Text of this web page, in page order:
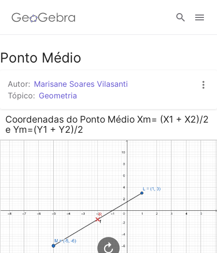
Google Classroom
Tarefa
Entrar no sistema
Ponto Médio
Autor: Marisane Soares Vilasanti
Tópico: Geometria
Coordenadas do Ponto Médio Xm= (X1 + X2)/2
e Ym=(Y1 + Y2)/2